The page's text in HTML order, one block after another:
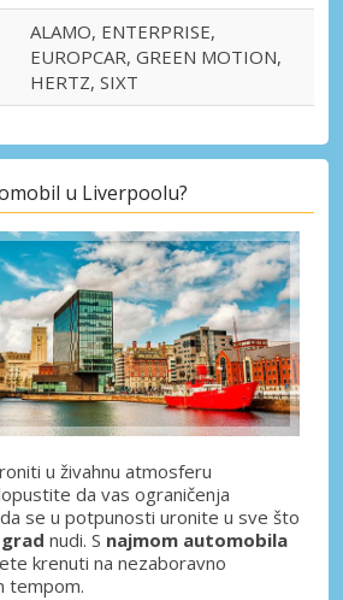
ALAMO, ENTERPRISE,
EUROPCAR, GREEN MOTION,
HERTZ, SIXT
u Liverpoolu?
u živahnu atmosferu
da vas ograničenja
se u potpunosti uronite u sve što
nudi. S najmom automobila
krenuti na nezaboravno
tempom.